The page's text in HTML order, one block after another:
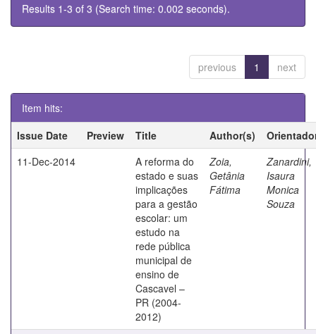
Results 1-3 of 3 (Search time: 0.002 seconds).
previous 1 next
Item hits:
Issue Date
Preview Title Author(s)
11-Dec-2014
A reforma do
estado e suas
implicações
para a gestão
escolar: um
estudo na
rede pública
municipal de
ensino de
Cascavel –
PR (2004-
2012)
Zoia,
Getânia
Fátima
Zanardini,
Isaura
Monica
Souza